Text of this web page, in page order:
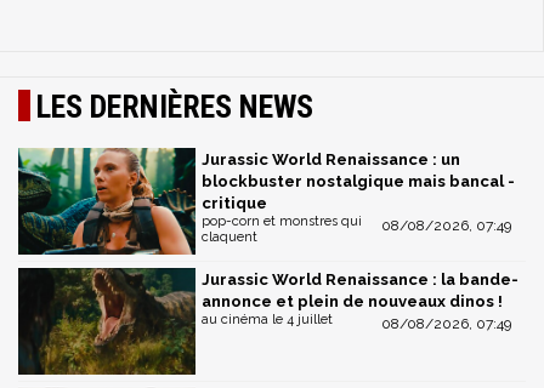
LES DERNIÈRES NEWS
Jurassic World Renaissance : un
blockbuster nostalgique mais bancal -
critique
08/08/2026, 07:49
pop-corn et monstres qui
claquent
Jurassic World Renaissance : la bande-
annonce et plein de nouveaux dinos !
08/08/2026, 07:49
au cinéma le 4 juillet